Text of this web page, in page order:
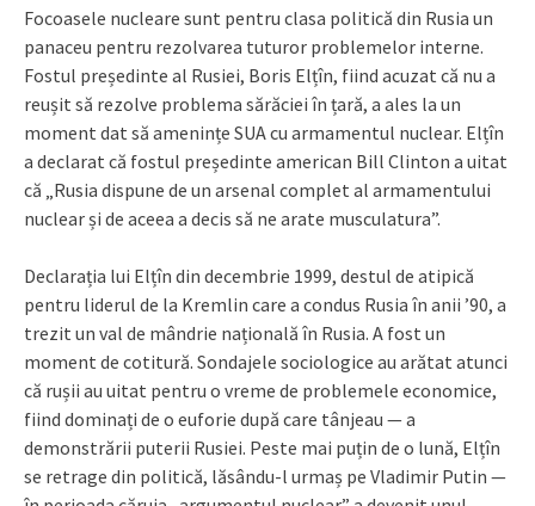
Focoasele nucleare sunt pentru clasa politică din Rusia un
panaceu pentru rezolvarea tuturor problemelor interne.
Fostul președinte al Rusiei, Boris Elțîn, fiind acuzat că nu a
reușit să rezolve problema sărăciei în țară, a ales la un
moment dat să amenințe SUA cu armamentul nuclear. Elțîn
a declarat că fostul președinte american Bill Clinton a uitat
că „Rusia dispune de un arsenal complet al armamentului
nuclear și de aceea a decis să ne arate musculatura”.
Declarația lui Elțîn din decembrie 1999, destul de atipică
pentru liderul de la Kremlin care a condus Rusia în anii ’90, a
trezit un val de mândrie națională în Rusia. A fost un
moment de cotitură. Sondajele sociologice au arătat atunci
că rușii au uitat pentru o vreme de problemele economice,
fiind dominați de o euforie după care tânjeau — a
demonstrării puterii Rusiei. Peste mai puțin de o lună, Elțîn
se retrage din politică, lăsându-l urmaș pe Vladimir Putin —